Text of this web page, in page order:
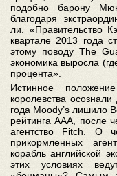
подобно барону
благодаря
ли. «Правительство
квартале 2013 года
этому поводу The
экономика выросла
процента».
Истинное
королевства
года Moody’s лишило
рейтинга ААА, после
агентство Fitch. О
прикормленных
корабль английской
этих условиях